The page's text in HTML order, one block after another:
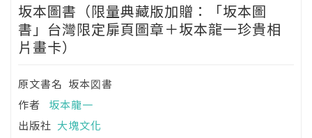
坂本圖書（限量典藏版加贈：「坂本圖
書」台灣限定扉頁圖章＋坂本龍一珍貴相
片畫卡）
原文書名 坂本図書
作者
坂本龍一
出版社 大塊文化